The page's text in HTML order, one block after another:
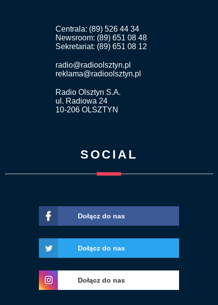
Centrala: (89) 526 44 34
Newsroom: (89) 651 08 48
Sekretariat: (89) 651 08 12
radio@radioolsztyn.pl
reklama@radioolsztyn.pl
Radio Olsztyn S.A.
ul. Radiowa 24
10-206 OLSZTYN
SOCIAL
Dołącz do nas
Dołącz do nas
Dołącz do nas